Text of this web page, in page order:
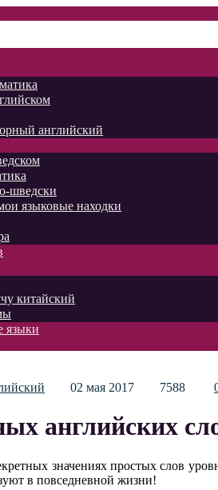
английский
шведски
языковые находки
китайский
языки
02 мая 2017 7588
английских
значениях простых слов
в повседневной жизни!